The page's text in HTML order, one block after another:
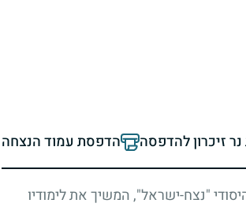
נר זיכרון להדפסה הדפסת עמוד הנצחה
"נצח-ישראל", המשיך את לימודיו